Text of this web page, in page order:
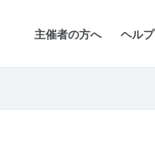
主催者の方へ ヘルプ